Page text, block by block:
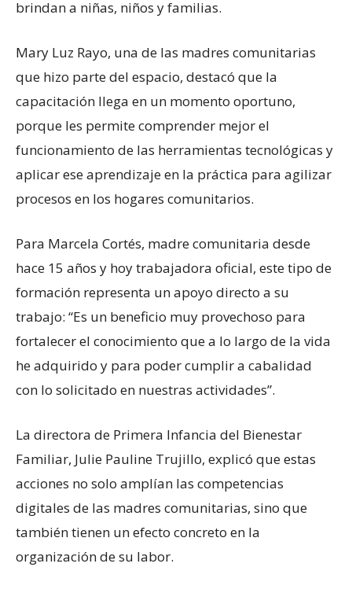
brindan a niñas, niños y familias.
Mary Luz Rayo, una de las madres comunitarias
que hizo parte del espacio, destacó que la
capacitación llega en un momento oportuno,
porque les permite comprender mejor el
funcionamiento de las herramientas tecnológicas y
aplicar ese aprendizaje en la práctica para agilizar
procesos en los hogares comunitarios.
Para Marcela Cortés, madre comunitaria desde
hace 15 años y hoy trabajadora oficial, este tipo de
formación representa un apoyo directo a su
trabajo: “Es un beneficio muy provechoso para
fortalecer el conocimiento que a lo largo de la vida
he adquirido y para poder cumplir a cabalidad
con lo solicitado en nuestras actividades”.
La directora de Primera Infancia del Bienestar
Familiar, Julie Pauline Trujillo, explicó que estas
acciones no solo amplían las competencias
digitales de las madres comunitarias, sino que
también tienen un efecto concreto en la
organización de su labor.